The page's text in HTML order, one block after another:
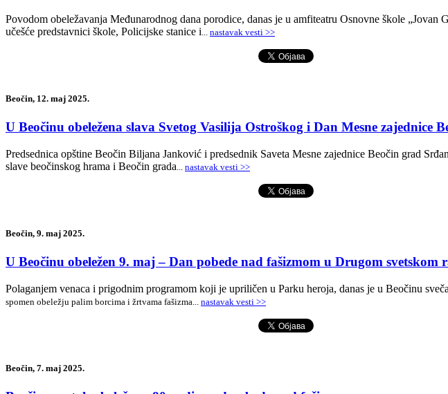
Povodom obeležavanja Međunarodnog dana porodice, danas je u amfiteatru Osnovne škole
učešće predstavnici škole, Policijske stanice i
nastavak vesti >>
Beočin, 12. maj 2025.
U Beočinu obeležena slava Svetog Vasilija Ostroškog i Dan Mesne zajednice
Predsednica opštine Beočin Biljana Janković i predsednik Saveta Mesne zajednice Beočin grad
slave beočinskog hrama i Beočin grada
nastavak vesti >>
Beočin, 9. maj 2025.
U Beočinu obeležen 9. maj – Dan pobede nad fašizmom u Drugom svetskom
Polaganjem venaca i prigodnim programom koji je upriličen u Parku heroja, danas je u Beočinu
spomen obeležju palim borcima i žrtvama fašizma
nastavak vesti >>
Beočin, 7. maj 2025.